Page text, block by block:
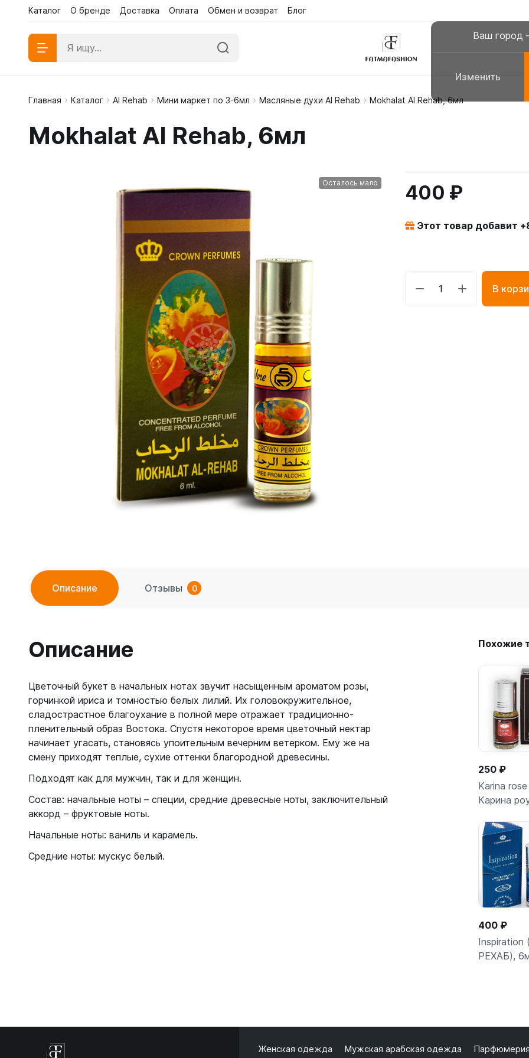
Каталог О бренде Доставка Оплата Обмен и возврат Блог
Ваш
Изменить
Абаи эксклюзивные платья
Абаи мусульманские платья
Платья для молитвы,
Главная Каталог Al Rehab Мини маркет по 3-6мл Масляные духи Al Rehab Mokhalat Al Rehab, 6мл
Mokhalat Al Rehab, 6мл
Осталось мало 400 ₽
Этот товар добавит +
В
Описание Отзывы 0
Описание
Цветочный букет в начальных нотах звучит насыщенным ароматом розы,
горчинкой ириса и томностью белых лилий. Их головокружительное,
сладострастное благоухание в полной мере отражает традиционно-
пленительный образ Востока. Спустя некоторое время цветочный нектар
начинает угасать, становясь упоительным вечерним ветерком. Ему же на
смену приходят теплые, сухие оттенки благородной древесины.
Подходят как для мужчин, так и для женщин.
Состав: начальные ноты – специи, средние древесные ноты, заключительный
аккорд – фруктовые ноты.
Начальные ноты: ваниль и карамель.
Средние ноты: мускус белый.
Похожие
В
250 ₽
Karina
Карина
400 ₽
Inspiration
РЕХАБ),
Женская одежда Мужская арабская одежда